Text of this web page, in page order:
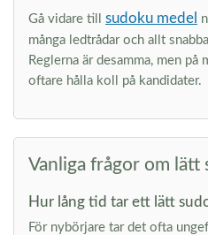
Gå vidare till sudoku medel
många ledtrådar och allt
Reglerna är desamma, men
oftare hålla koll på kandidater.
Vanliga frågor om lätt
Hur lång tid tar ett lätt
För nybörjare tar det ofta